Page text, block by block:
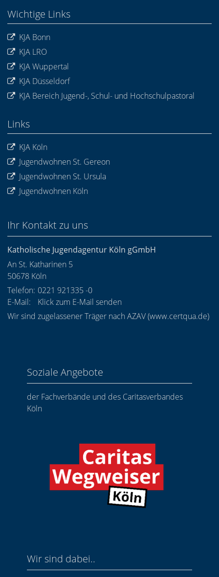
Wichtige Links
KJA Bonn
KJA LRO
KJA Wuppertal
KJA Düsseldorf
KJA Bereich Jugend-, Schul- und Hochschulpastoral
Links
KJA Köln
Jugendwohnen St. Gereon
Jugendwohnen St. Ursula
Jugendwohnen Köln
Ihr Kontakt zu uns
Katholische Jugendagentur Köln gGmbH
An St. Katharinen 5
50678 Köln
Telefon: 0221 921335 -0
E-Mail:
Klick zum E-Mail senden
Wir sind zugelassener Träger nach AZAV (www.certqua.de)
Soziale Angebote
der Fachverbände und des Caritasverbandes
Köln
Wir sind dabei..